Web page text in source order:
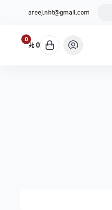
areej.nht@gmail.com
0
0